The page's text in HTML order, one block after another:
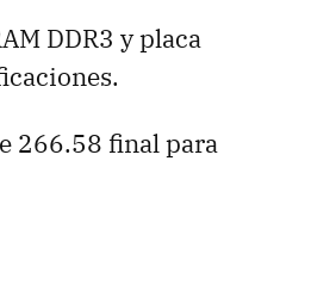
DDR3 y placa
266.58 final para